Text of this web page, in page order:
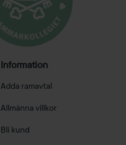
Information
Adda ramavtal
Allmänna villkor
Bli kund